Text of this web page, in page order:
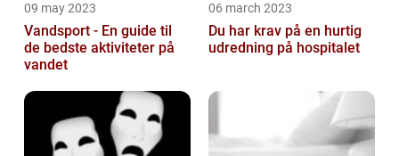
09 may 2023
Vandsport - En guide til
de bedste aktiviteter på
vandet
06 march 2023
Du har krav på en hurtig
udredning på hospitalet